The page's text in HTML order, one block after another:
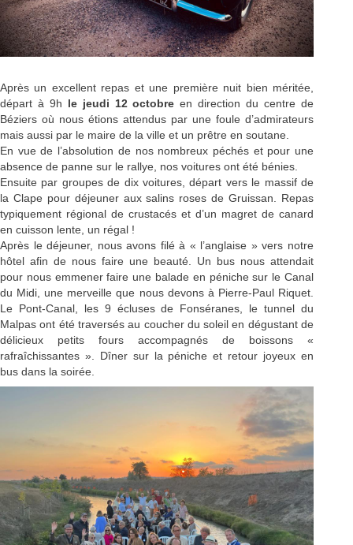
Après un excellent repas et une première nuit bien méritée,
départ à 9h le jeudi 12 octobre en direction du centre de
Béziers où nous étions attendus par une foule d’admirateurs
mais aussi par le maire de la ville et un prêtre en soutane.
En vue de l’absolution de nos nombreux péchés et pour une
absence de panne sur le rallye, nos voitures ont été bénies.
Ensuite par groupes de dix voitures, départ vers le massif de
la Clape pour déjeuner aux salins roses de Gruissan. Repas
typiquement régional de crustacés et d’un magret de canard
en cuisson lente, un régal !
Après le déjeuner, nous avons filé à « l’anglaise » vers notre
hôtel afin de nous faire une beauté. Un bus nous attendait
pour nous emmener faire une balade en péniche sur le Canal
du Midi, une merveille que nous devons à Pierre-Paul Riquet.
Le Pont-Canal, les 9 écluses de Fonséranes, le tunnel du
Malpas ont été traversés au coucher du soleil en dégustant de
délicieux petits fours accompagnés de boissons «
rafraîchissantes ». Dîner sur la péniche et retour joyeux en
bus dans la soirée.